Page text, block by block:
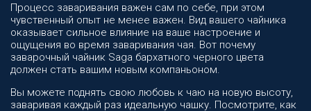
Процесс заваривания важен сам по себе, при этом
чувственный опыт не менее важен. Вид вашего чайника
оказывает сильное влияние на ваше настроение и
ощущения во время заваривания чая. Вот почему
заварочный чайник Saga бархатного черного цвета
должен стать вашим новым компаньоном.
Вы можете поднять свою любовь к чаю на новую высоту,
заваривая каждый раз идеальную чашку. Посмотрите, как